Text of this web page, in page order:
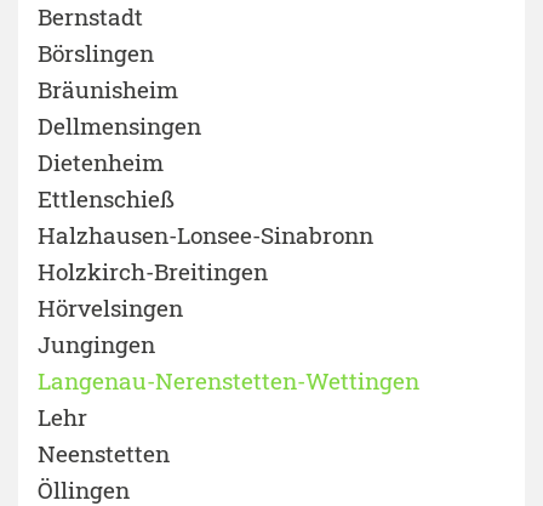
Bernstadt
Börslingen
Bräunisheim
Dellmensingen
Dietenheim
Ettlenschieß
Halzhausen-Lonsee-Sinabronn
Holzkirch-Breitingen
Hörvelsingen
Jungingen
Langenau-Nerenstetten-Wettingen
Lehr
Neenstetten
Öllingen